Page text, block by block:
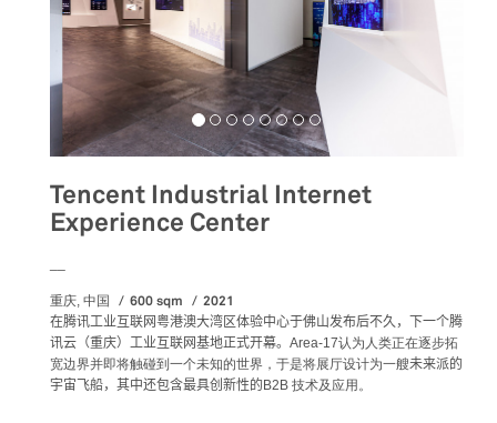
Tencent Industrial Internet
Experience Center
重庆, 中国 600 sqm 2021
在腾讯工业互联网粤港澳大湾区体验中心于佛山发布后不久，下一个腾
讯云（重庆）工业互联网基地正式开幕。 Area-17认为人类正在逐步拓
宽边界并即将触碰到一个未知的世界，于是将展厅设计为一艘未来派的
宇宙飞船，其中还包含最具创新性的B2B 技术及应用。